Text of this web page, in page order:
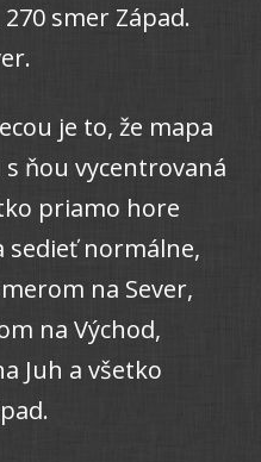
smer Západ.
je to, že mapa
ňou vycentrovaná
priamo hore
sedieť normálne,
na Sever,
na Východ,
Juh a všetko